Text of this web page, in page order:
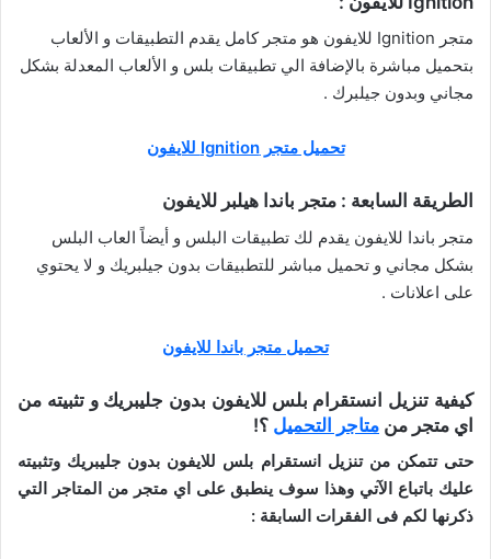
متجر Ignition للايفون هو متجر كامل يقدم التطبيقات و الألعاب
بتحميل مباشرة بالإضافة الي تطبيقات بلس و الألعاب المعدلة بشكل
مجاني وبدون جيلبرك .
تحميل متجر Ignition للايفون
الطريقة السابعة : متجر باندا هيلبر للايفون
متجر باندا للايفون يقدم لك تطبيقات البلس و أيضاً العاب البلس
بشكل مجاني و تحميل مباشر للتطبيقات بدون جيلبريك و لا يحتوي
على اعلانات .
تحميل متجر باندا للايفون
كيفية تنزيل انستقرام بلس للايفون بدون جليبريك و تثبيته من
اي متجر من متاجر التحميل ؟!
حتى تتمكن من تنزيل انستقرام بلس للايفون بدون جليبريك وتثبيته
عليك باتباع الآتي وهذا سوف ينطبق على اي متجر من المتاجر التي
ذكرنها لكم فى الفقرات السابقة :